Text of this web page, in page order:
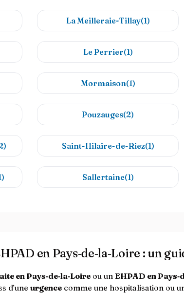
La Meilleraie-Tillay(1)
Le Perrier(1)
Mormaison(1)
Pouzauges(2)
Saint-Hilaire-de-Riez(1)
Sallertaine(1)
en Pays‑de‑la‑Loire : un
en Pays‑de‑la‑Loire ou un EHPAD en
d’une urgence comme une hospitalisation ou